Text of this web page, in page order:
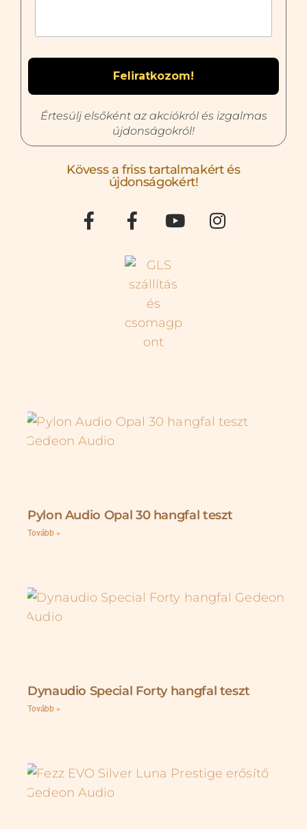
Értesülj elsőként az akciókról és izgalmas
újdonságokról!
Kövess a friss tartalmakért és
újdonságokért!
Pylon Audio Opal 30 hangfal teszt
Tovább »
Dynaudio Special Forty hangfal teszt
Tovább »